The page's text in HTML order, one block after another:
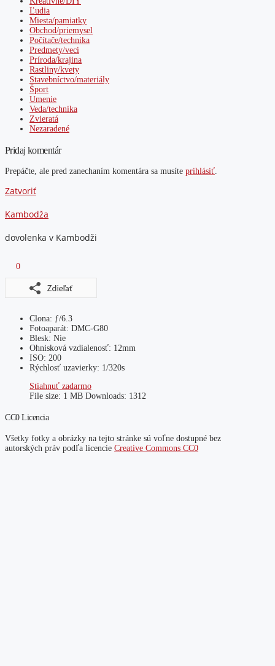
Ľudia
Miesta/pamiatky
Obchod/priemysel
Počítače/technika
Predmety/veci
Príroda/krajina
Rastliny/kvety
Stavebníctvo/materiály
Šport
Umenie
Veda/technika
Zvieratá
Nezaradené
Pridaj komentár
Prepáčte, ale pred zanechaním komentára sa musíte prihlásiť.
Zatvoriť
Kambodža
dovolenka v Kambodži
0
Clona: ƒ/6.3
Fotoaparát: DMC-G80
Blesk: Nie
Ohnisková vzdialenosť: 12mm
ISO: 200
Rýchlosť uzavierky: 1/320s
Stiahnuť zadarmo
File size: 1 MB Downloads: 1312
CC0 Licencia
Všetky fotky a obrázky na tejto stránke sú voľne dostupné bez
autorských práv podľa licencie Creative Commons CC0